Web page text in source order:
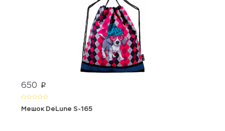
650 p
Мешок DeLune S-165